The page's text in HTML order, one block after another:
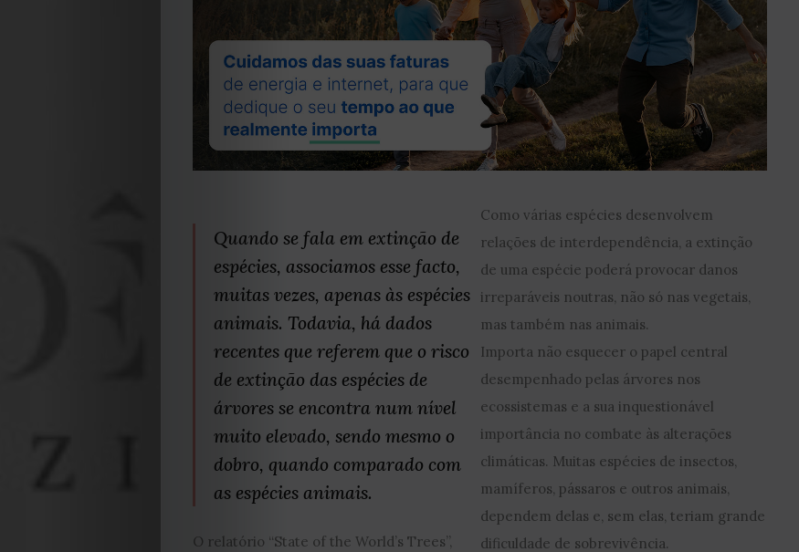
Quando se fala em extinção de
espécies, associamos esse facto,
muitas vezes, apenas às espécies
animais. Todavia, há dados
recentes que referem que o risco
de extinção das espécies de
árvores se encontra num nível
muito elevado, sendo mesmo o
dobro, quando comparado com
as espécies animais.
O relatório “State of the World’s Trees”,
Como várias espécies desenvolvem
relações de interdependência, a extinção
de uma espécie poderá provocar danos
irreparáveis noutras, não só nas vegetais,
mas também nas animais.
Importa não esquecer o papel central
desempenhado pelas árvores nos
ecossistemas e a sua inquestionável
importância no combate às alterações
climáticas. Muitas espécies de insectos,
mamíferos, pássaros e outros animais,
dependem delas e, sem elas, teriam grande
dificuldade de sobrevivência.